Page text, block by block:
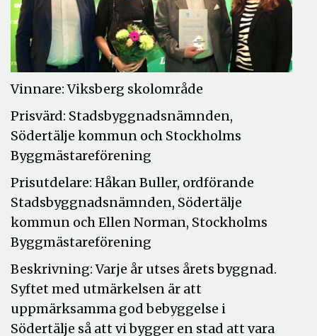
Vinnare: Viksberg skolområde
Prisvärd: Stadsbyggnadsnämnden,
Södertälje kommun och Stockholms
Byggmästareförening
Prisutdelare: Håkan Buller, ordförande
Stadsbyggnadsnämnden, Södertälje
kommun och Ellen Norman, Stockholms
Byggmästareförening
Beskrivning: Varje år utses årets byggnad.
Syftet med utmärkelsen är att
uppmärksamma god bebyggelse i
Södertälje så att vi bygger en stad att vara